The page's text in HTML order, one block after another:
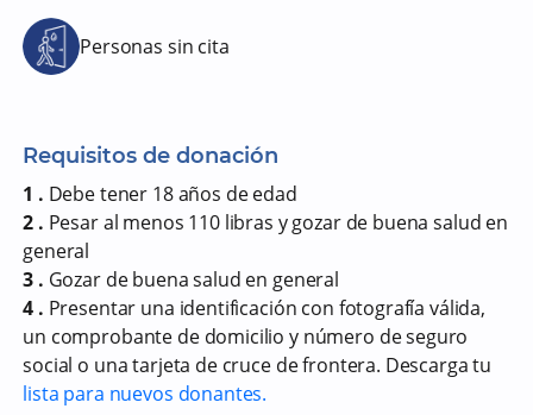
Personas sin cita
Requisitos de donación
1 . Debe tener 18 años de edad
2 . Pesar al menos 110 libras y gozar de buena salud en
general
3 . Gozar de buena salud en general
4 . Presentar una identificación con fotografía válida,
un comprobante de domicilio y número de seguro
social o una tarjeta de cruce de frontera. Descarga tu
lista para nuevos donantes.